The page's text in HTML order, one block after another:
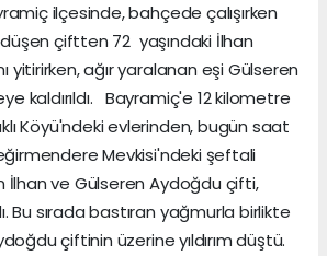
ilçesinde, bahçede çalışırken
düşen çiftten 72 yaşındaki İlhan
yitirirken, ağır yaralanan eşi Gülseren
kaldırıldı. Bayramiç'e 12 kilometre
Köyü'ndeki evlerinden, bugün saat
Mevkisi'ndeki şeftali
ve Gülseren Aydoğdu çifti,
Bu sırada bastıran yağmurla birlikte
çiftinin üzerine yıldırım düştü.